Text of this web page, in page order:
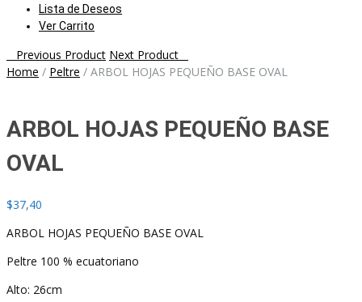
Lista de Deseos
Ver Carrito
Post
navigation
Previous Product Next Product
Home / Peltre / ARBOL HOJAS PEQUEÑO BASE OVAL
ARBOL HOJAS PEQUEÑO BASE
OVAL
$37,40
ARBOL HOJAS PEQUEÑO BASE OVAL
Peltre 100 % ecuatoriano
Alto: 26cm